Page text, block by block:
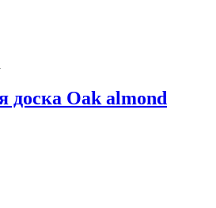
доска Oak almond